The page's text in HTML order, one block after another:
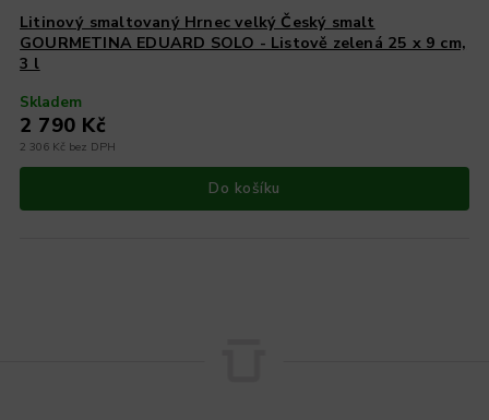
Litinový smaltovaný Hrnec velký Český smalt
GOURMETINA EDUARD SOLO - Listově zelená 25 x 9 cm,
3 l
Skladem
2 306 Kč bez DPH
2 790 Kč
Do košíku